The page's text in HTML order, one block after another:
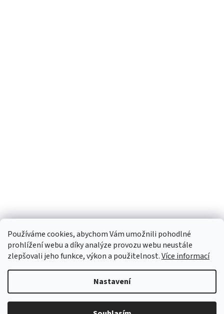
Používáme cookies, abychom Vám umožnili pohodlné
prohlížení webu a díky analýze provozu webu neustále
zlepšovali jeho funkce, výkon a použitelnost.Více informací
Nastavení
Vytvořil Shoptet